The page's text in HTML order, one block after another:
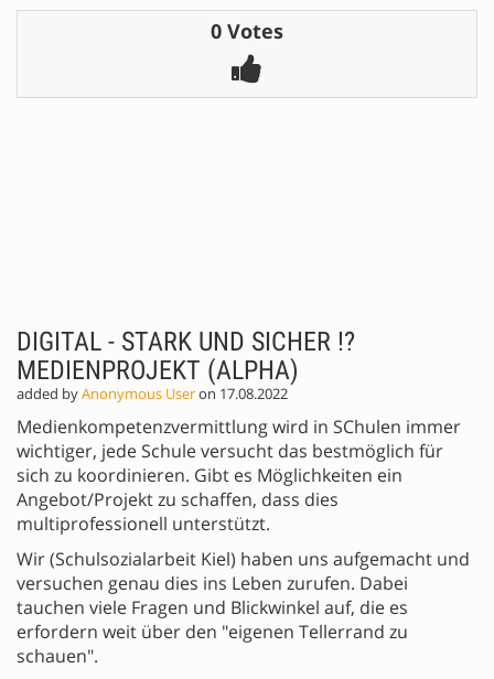
0 Votes
DIGITAL - STARK UND SICHER !?
MEDIENPROJEKT (ALPHA)
added byAnonymous Useron 17.08.2022
Medienkompetenzvermittlung wird in SChulen immer
wichtiger, jede Schule versucht das bestmöglich für
sich zu koordinieren. Gibt es Möglichkeiten ein
Angebot/Projekt zu schaffen, dass dies
multiprofessionell unterstützt.
Wir (Schulsozialarbeit Kiel) haben uns aufgemacht und
versuchen genau dies ins Leben zurufen. Dabei
tauchen viele Fragen und Blickwinkel auf, die es
erfordern weit über den "eigenen Tellerrand zu
schauen".